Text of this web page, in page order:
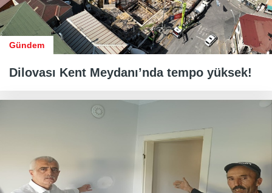
Gündem
Dilovası Kent Meydanı’nda tempo yüksek!